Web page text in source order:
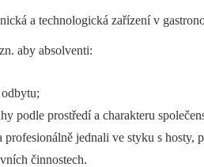
a technologická zařízení v
aby absolventi:
podle prostředí a charakteru
profesionálně jednali ve styku s hosty,
činnostech.